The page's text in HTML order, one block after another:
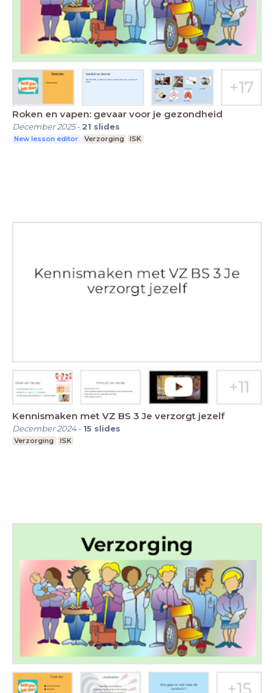
Roken en vapen: gevaar voor je gezondheid
December 2025- 21 slides
New lesson editor Verzorging ISK
Kennismaken met VZ BS 3 Je verzorgt jezelf
December 2024- 15 slides
Verzorging ISK